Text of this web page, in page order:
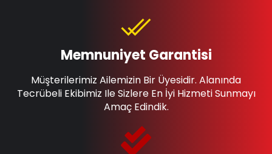
Memnuniyet Garantisi
Müşterilerimiz Ailemizin Bir Üyesidir. Alanında
Tecrübeli Ekibimiz Ile Sizlere En İyi Hizmeti Sunmayı
Amaç Edindik.